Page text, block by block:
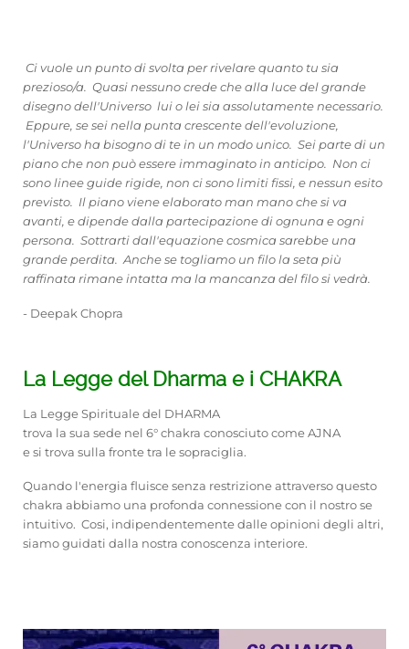
Ci vuole un punto di svolta per rivelare quanto tu sia
prezioso/a. Quasi nessuno crede che alla luce del grande
disegno dell'Universo lui o lei sia assolutamente necessario.
Eppure, se sei nella punta crescente dell'evoluzione,
l'Universo ha bisogno di te in un modo unico. Sei parte di un
piano che non può essere immaginato in anticipo. Non ci
sono linee guide rigide, non ci sono limiti fissi, e nessun esito
previsto. Il piano viene elaborato man mano che si va
avanti, e dipende dalla partecipazione di ognuna e ogni
persona. Sottrarti dall'equazione cosmica sarebbe una
grande perdita. Anche se togliamo un filo la seta più
raffinata rimane intatta ma la mancanza del filo si vedrà.
- Deepak Chopra
La Legge del Dharma e i CHAKRA
La Legge Spirituale del DHARMA
trova la sua sede nel 6° chakra conosciuto come AJNA
e si trova sulla fronte tra le sopraciglia.
Quando l'energia fluisce senza restrizione attraverso questo
chakra abbiamo una profonda connessione con il nostro se
intuitivo. Cosi, indipendentemente dalle opinioni degli altri,
siamo guidati dalla nostra conoscenza interiore.